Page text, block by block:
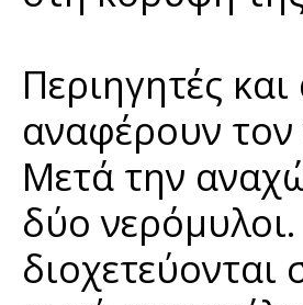
Περιηγητές
αναφέρουν
Μετά την
δύο